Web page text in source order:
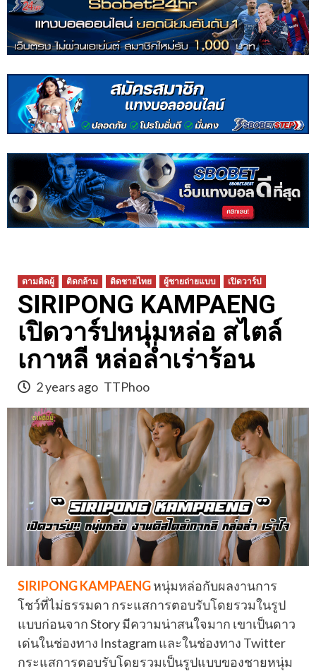
ตามติดผู้ ติดกล้าม ติดชายไทย ผู้ชายถ่ายแบบ เปิดวาร์ป
SIRIPONG KAMPAENG
เปิดวาร์ปหนุ่มหล่อ สไตล์
เกาหลี หล่อล่ำเร่าร้อน
2 years ago TTPhoo
SIRIPONG KAMPAENGหนุ่มหล่อกับผลงานการ
โชว์ที่ไม่ธรรมดา กระแสการตอบรับโดยรวมในรูป
แบบก่อนจาก Story มีความน่าสนใจมาก เขาเป็นดาว
เด่นในช่องทาง Instagram และในช่องทาง Twitter
กระแสการตอบรับโดยรวมเป็นรูปแบบของชายหนุ่ม